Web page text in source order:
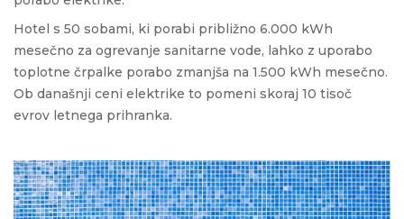
Hotel s 50 sobami, ki porabi približno 6.000 kWh
mesečno za ogrevanje sanitarne vode, lahko z uporabo
toplotne črpalke porabo zmanjša na 1.500 kWh mesečno.
Ob današnji ceni elektrike to pomeni skoraj 10 tisoč
evrov letnega prihranka.